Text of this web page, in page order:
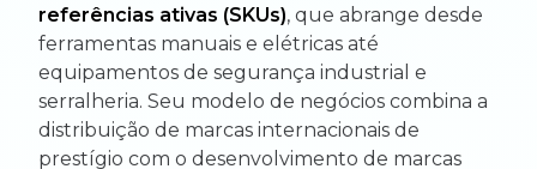
referências ativas (SKUs), que abrange desde
ferramentas manuais e elétricas até
equipamentos de segurança industrial e
serralheria. Seu modelo de negócios combina a
distribuição de marcas internacionais de
prestígio com o desenvolvimento de marcas